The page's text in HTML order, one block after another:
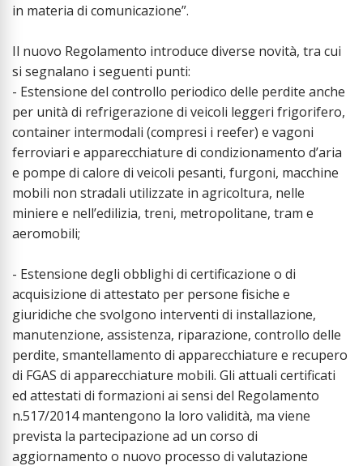
in materia di comunicazione”.
Il nuovo Regolamento introduce diverse novità, tra cui
si segnalano i seguenti punti:
- Estensione del controllo periodico delle perdite anche
per unità di refrigerazione di veicoli leggeri frigorifero,
container intermodali (compresi i reefer) e vagoni
ferroviari e apparecchiature di condizionamento d’aria
e pompe di calore di veicoli pesanti, furgoni, macchine
mobili non stradali utilizzate in agricoltura, nelle
miniere e nell’edilizia, treni, metropolitane, tram e
aeromobili;
- Estensione degli obblighi di certificazione o di
acquisizione di attestato per persone fisiche e
giuridiche che svolgono interventi di installazione,
manutenzione, assistenza, riparazione, controllo delle
perdite, smantellamento di apparecchiature e recupero
di FGAS di apparecchiature mobili. Gli attuali certificati
ed attestati di formazioni ai sensi del Regolamento
n.517/2014 mantengono la loro validità, ma viene
prevista la partecipazione ad un corso di
aggiornamento o nuovo processo di valutazione